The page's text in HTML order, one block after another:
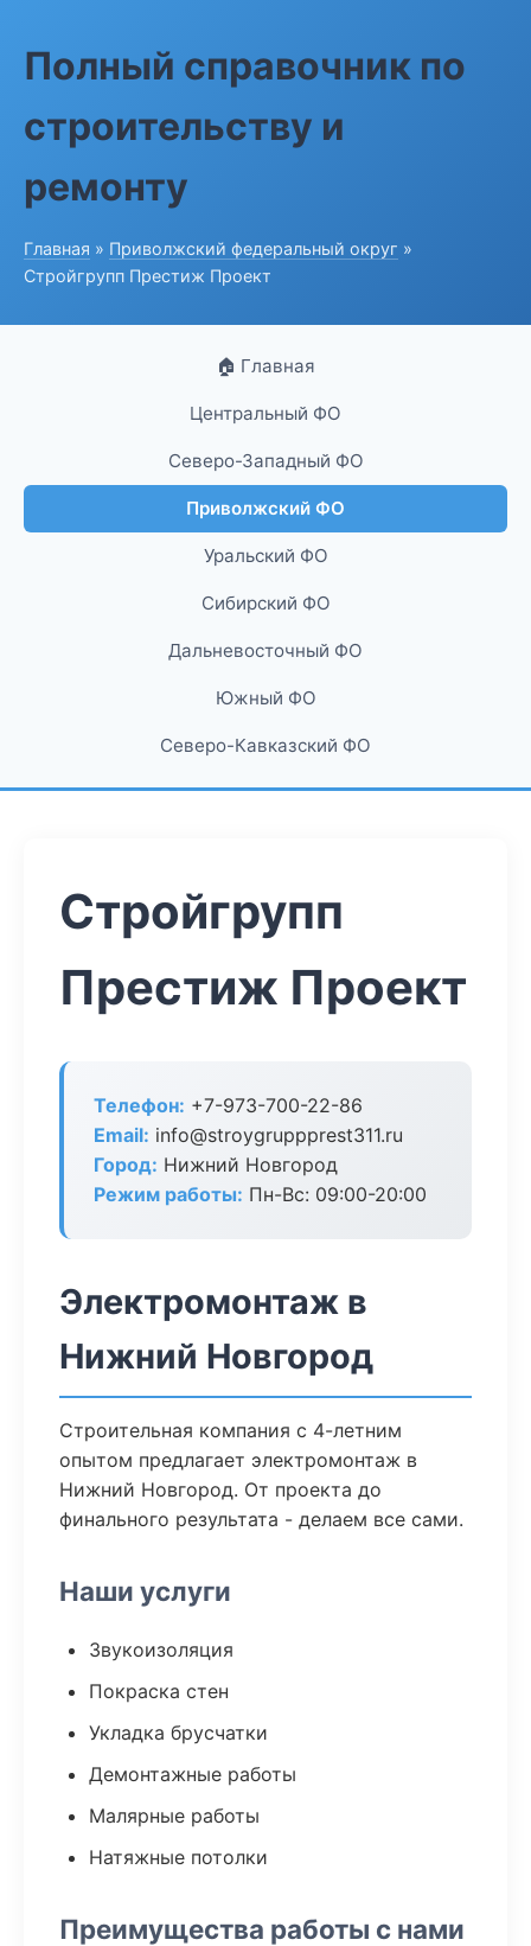
Полный справочник по
строительству и
ремонту
Главная » Приволжский федеральный округ »
Стройгрупп Престиж Проект
🏠 Главная
Центральный ФО
Северо-Западный ФО
Приволжский ФО
Уральский ФО
Сибирский ФО
Дальневосточный ФО
Южный ФО
Северо-Кавказский ФО
Стройгрупп
Престиж Проект
Телефон: +7-973-700-22-86
Email: info@stroygruppprest311.ru
Город: Нижний Новгород
Режим работы: Пн-Вс: 09:00-20:00
Электромонтаж в
Нижний Новгород
Строительная компания с 4-летним
опытом предлагает электромонтаж в
Нижний Новгород. От проекта до
финального результата - делаем все сами.
Наши услуги
Звукоизоляция
Покраска стен
Укладка брусчатки
Демонтажные работы
Малярные работы
Натяжные потолки
Преимущества работы с нами